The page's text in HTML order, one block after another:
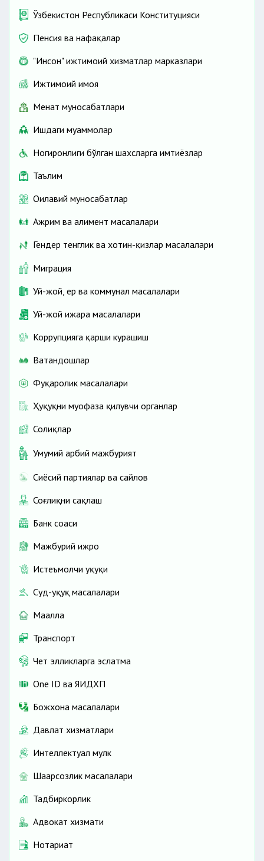
Ўзбекистон Республикаси Конституцияси
Пенсия ва нафақалар
"Инсон" ижтимоий хизматлар марказлари
Ижтимоий ҳимоя
Меҳнат муносабатлари
Ишдаги муаммолар
Ногиронлиги бўлган шахсларга имтиёзлар
Таълим
Оилавий муносабатлар
Ажрим ва алимент масалалари
Гендер тенглик ва хотин-қизлар масалалари
Миграция
Уй-жой, ер ва коммунал масалалари
Уй-жой ижара масалалари
Коррупцияга қарши курашиш
Ватандошлар
Фуқаролик масалалари
Ҳуқуқни муҳофаза қилувчи органлар
Солиқлар
Умумий ҳарбий мажбурият
Сиёсий партиялар ва сайлов
Соғлиқни сақлаш
Банк соҳаси
Мажбурий ижро
Истеъмолчи ҳуқуқи
Суд-ҳуқуқ масалалари
Маҳалла
Транспорт
Чет элликларга эслатма
One ID ва ЯИДХП
Божхона масалалари
Давлат хизматлари
Интеллектуал мулк
Шаҳарсозлик масалалари
Тадбиркорлик
Адвокат хизмати
Нотариат